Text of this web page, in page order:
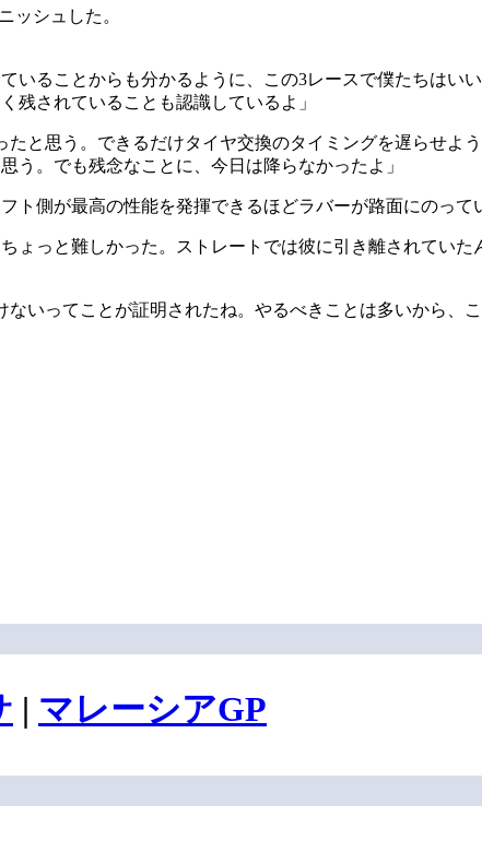
ッシュした。
いることからも分かるように、この3レースで僕たちはい
残されていることも認識しているよ」
たと思う。できるだけタイヤ交換のタイミングを遅らせ
う。でも残念なことに、今日は降らなかったよ」
ト側が最高の性能を発揮できるほどラバーが路面にのっ
ょっと難しかった。ストレートでは彼に引き離されてい
ないってことが証明されたね。やるべきことは多いから、
| マレーシアGP